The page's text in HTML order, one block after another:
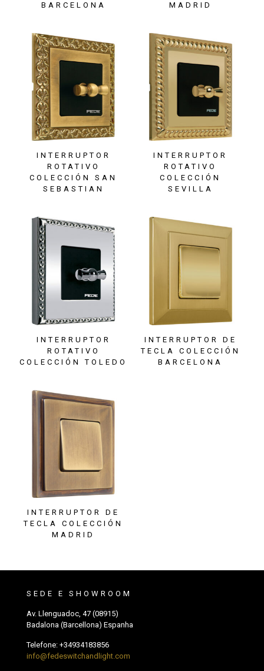
BARCELONA
MADRID
INTERRUPTOR
ROTATIVO
COLECCIÓN SAN
SEBASTIAN
INTERRUPTOR
ROTATIVO
COLECCIÓN
SEVILLA
INTERRUPTOR
ROTATIVO
COLECCIÓN TOLEDO
INTERRUPTOR DE
TECLA COLECCIÓN
BARCELONA
INTERRUPTOR DE
TECLA COLECCIÓN
MADRID
SEDE E SHOWROOM
Av. Llenguadoc, 47 (08915)
Badalona (Barcellona) Espanha
Telefone: +34934183856
info@fedeswitchandlight.com